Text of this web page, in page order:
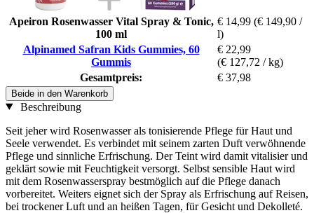
Apeiron Rosenwasser Vital Spray & Tonic,
100 ml
€ 14,99 (€ 149,90 /
l)
Alpinamed Safran Kids Gummies, 60
Gummis
€ 22,99
(€ 127,72 / kg)
Gesamtpreis:
€ 37,98
Beide in den Warenkorb
Beschreibung
Seit jeher wird Rosenwasser als tonisierende Pflege für Haut und
Seele verwendet. Es verbindet mit seinem zarten Duft verwöhnende
Pflege und sinnliche Erfrischung. Der Teint wird damit vitalisier und
geklärt sowie mit Feuchtigkeit versorgt. Selbst sensible Haut wird
mit dem Rosenwasserspray bestmöglich auf die Pflege danach
vorbereitet. Weiters eignet sich der Spray als Erfrischung auf Reisen,
bei trockener Luft und an heißen Tagen, für Gesicht und Dekolleté.